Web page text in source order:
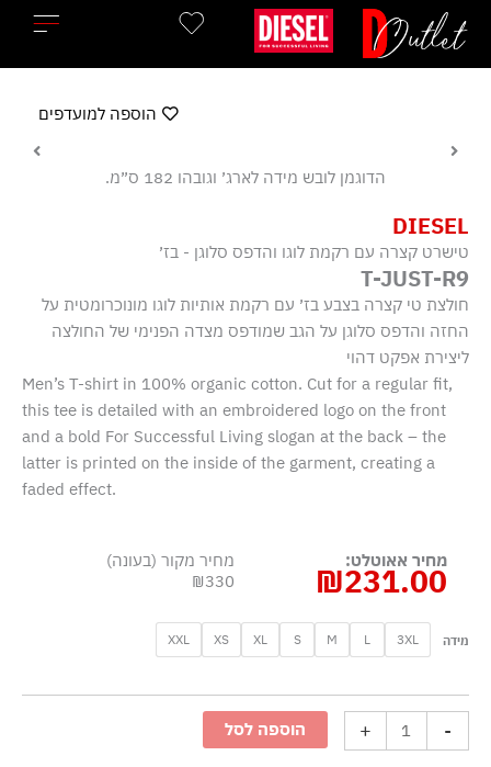
לתוכן
DIESEL
טישרט קצרה עם רקמת לוגו והדפס סלוגן - בז׳
T-JUST-R9
חולצת טי קצרה בצבע בז׳ עם רקמת אותיות לוגו מונוכרומטית על
החזה והדפס סלוגן על הגב שמודפס מצדה הפנימי של החולצה
ליצירת אפקט דהוי
Men’s T-shirt in 100% organic cotton. Cut for a regular fit,
this tee is detailed with an embroidered logo on the front
and a bold For Successful Living slogan at the back – the
latter is printed on the inside of the garment, creating a
faded effect.
מחיר אאוטלט:
₪231.00
מחיר מקור (בעונה)
₪330
מידה 3XL
L
M
S
XL
XS
XXL
-
קצרה
עם
+ הוספה לסל
הוספה למועדפים
הדוגמן לובש מידה לארג׳ וגובהו 182 ס״מ.